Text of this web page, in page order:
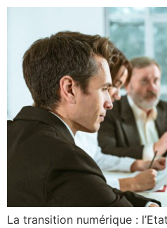
La transition numérique :